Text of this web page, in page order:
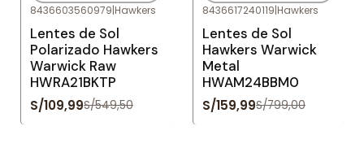
Agotado
8436603560979|Hawkers
Lentes de Sol
Polarizado Hawkers
Warwick Raw
HWRA21BKTP
S/109,99S/549,50
Agotado
8436617240119|Hawkers
Lentes de Sol
Hawkers Warwick
Metal
HWAM24BBM0
S/159,99S/799,00